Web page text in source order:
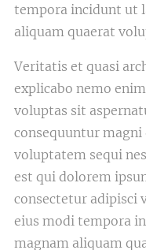
tempora incidunt ut
aliquam quaerat
Veritatis et quasi
explicabo nemo
voluptas sit
consequuntur
voluptatem sequi
est qui dolorem
consectetur adipisci
eius modi tempora
magnam aliquam